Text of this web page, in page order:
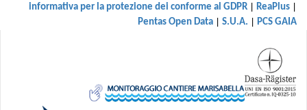
informativa per la protezione dei conforme al GDPR | ReaPlus |
Pentas Open Data | S.U.A. | PCS GAIA